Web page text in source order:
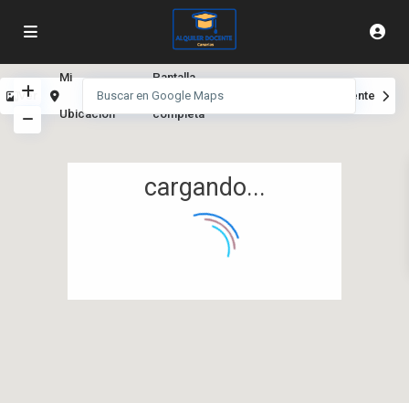
cargando...
Ver
Mi
Ubicación
Pantalla
completa
Siguiente